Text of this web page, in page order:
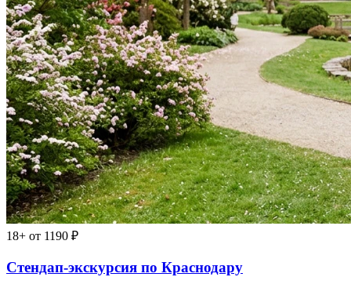
18+ от 1190 ₽
Стендап-экскурсия по Краснодару